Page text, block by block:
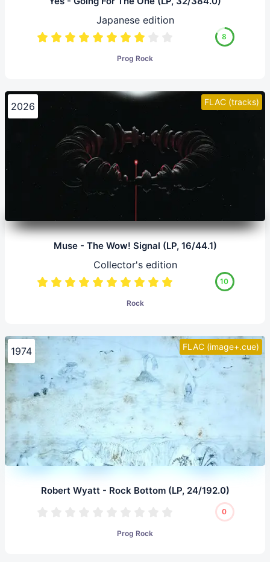
Japanese edition
8
Prog Rock
FLAC (tracks)
2026
Muse - The Wow! Signal (LP, 16/44.1)
Collector's edition
10
Rock
FLAC (image+.cue)
1974
Robert Wyatt - Rock Bottom (LP, 24/192.0)
0
Prog Rock